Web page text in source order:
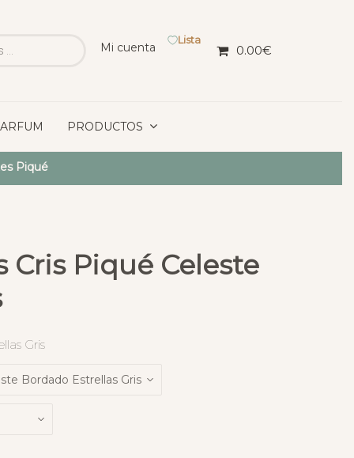
Mi cuenta
Lista
0.00€
PRODUCTOS
Piqué
Cris Piqué Celeste
Gris